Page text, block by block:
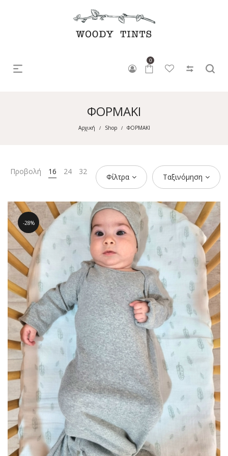
0
ΦΟΡΜΑΚΙ
Αρχική / Shop / ΦΟΡΜΑΚΙ
Προβολή 16 24 32
Φίλτρα Ταξινόμηση
28%